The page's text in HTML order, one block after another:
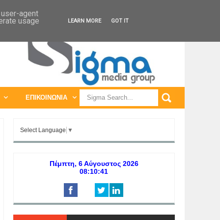
ΠΑΓΚΟΣΜΙΕΣ ΕΚΘΕΣΕΙΣ
ΕΠΙΚΟΙΝΩΝΙΑ
Select Language ▼
agent
usage LEARN MORE GOT IT